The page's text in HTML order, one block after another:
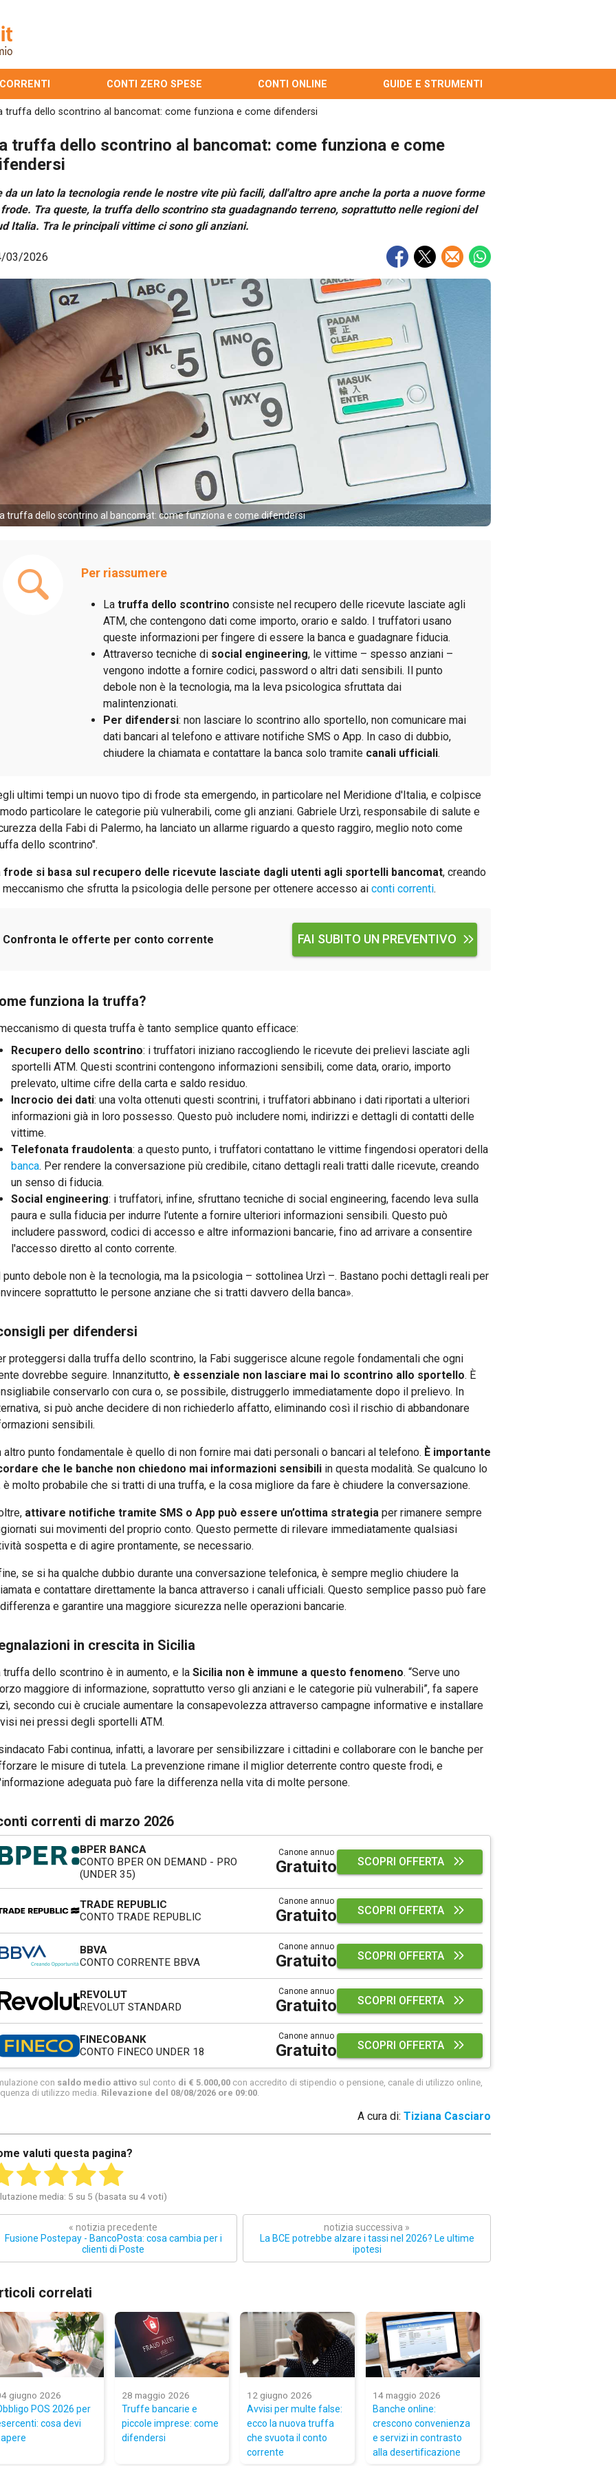
CONTI ZERO SPESE CONTI ONLINE GUIDE E STRUMENTI
truffa dello scontrino al bancomat: come funziona e come difendersi
truffa dello scontrino al bancomat: come funziona e come
da un lato la tecnologia rende le nostre vite più facili, dall'altro apre anche la porta a nuove forme
Tra queste, la truffa dello scontrino sta guadagnando terreno, soprattutto nelle regioni del
Italia. Tra le principali vittime ci sono gli anziani.
03/2026
truffa dello scontrino al bancomat: come funziona e come difendersi
Per riassumere
La truffa dello scontrino consiste nel recupero delle ricevute lasciate agli
ATM, che contengono dati come importo, orario e saldo. I truffatori usano
queste informazioni per fingere di essere la banca e guadagnare fiducia.
Attraverso tecniche di social engineering, le vittime – spesso anziani –
vengono indotte a fornire codici, password o altri dati sensibili. Il punto
debole non è la tecnologia, ma la leva psicologica sfruttata dai
malintenzionati.
Per difendersi: non lasciare lo scontrino allo sportello, non comunicare mai
dati bancari al telefono e attivare notifiche SMS o App. In caso di dubbio,
chiudere la chiamata e contattare la banca solo tramite canali ufficiali.
ultimi tempi un nuovo tipo di frode sta emergendo, in particolare nel Meridione d'Italia, e colpisce
particolare le categorie più vulnerabili, come gli anziani. Gabriele Urzì, responsabile di salute e
della Fabi di Palermo, ha lanciato un allarme riguardo a questo raggiro, meglio noto come
dello scontrino".
frode si basa sul recupero delle ricevute lasciate dagli utenti agli sportelli bancomat, creando
meccanismo che sfrutta la psicologia delle persone per ottenere accesso ai conti correnti.
Confronta le offerte per conto corrente FAI SUBITO UN PREVENTIVO
funziona la truffa?
di questa truffa è tanto semplice quanto efficace:
Recupero dello scontrino: i truffatori iniziano raccogliendo le ricevute dei prelievi lasciate agli
sportelli ATM. Questi scontrini contengono informazioni sensibili, come data, orario, importo
prelevato, ultime cifre della carta e saldo residuo.
Incrocio dei dati: una volta ottenuti questi scontrini, i truffatori abbinano i dati riportati a ulteriori
informazioni già in loro possesso. Questo può includere nomi, indirizzi e dettagli di contatti delle
vittime.
Telefonata fraudolenta: a questo punto, i truffatori contattano le vittime fingendosi operatori della
banca. Per rendere la conversazione più credibile, citano dettagli reali tratti dalle ricevute, creando
un senso di fiducia.
Social engineering: i truffatori, infine, sfruttano tecniche di social engineering, facendo leva sulla
paura e sulla fiducia per indurre l’utente a fornire ulteriori informazioni sensibili. Questo può
includere password, codici di accesso e altre informazioni bancarie, fino ad arrivare a consentire
l'accesso diretto al conto corrente.
punto debole non è la tecnologia, ma la psicologia – sottolinea Urzì –. Bastano pochi dettagli reali per
soprattutto le persone anziane che si tratti davvero della banca».
per difendersi
proteggersi dalla truffa dello scontrino, la Fabi suggerisce alcune regole fondamentali che ogni
dovrebbe seguire. Innanzitutto, è essenziale non lasciare mai lo scontrino allo sportello. È
conservarlo con cura o, se possibile, distruggerlo immediatamente dopo il prelievo. In
si può anche decidere di non richiederlo affatto, eliminando così il rischio di abbandonare
sensibili.
altro punto fondamentale è quello di non fornire mai dati personali o bancari al telefono. È importante
che le banche non chiedono mai informazioni sensibili in questa modalità. Se qualcuno lo
è molto probabile che si tratti di una truffa, e la cosa migliore da fare è chiudere la conversazione.
attivare notifiche tramite SMS o App può essere un’ottima strategia per rimanere sempre
sui movimenti del proprio conto. Questo permette di rilevare immediatamente qualsiasi
sospetta e di agire prontamente, se necessario.
se si ha qualche dubbio durante una conversazione telefonica, è sempre meglio chiudere la
e contattare direttamente la banca attraverso i canali ufficiali. Questo semplice passo può fare
e garantire una maggiore sicurezza nelle operazioni bancarie.
in crescita in Sicilia
truffa dello scontrino è in aumento, e la Sicilia non è immune a questo fenomeno. “Serve uno
maggiore di informazione, soprattutto verso gli anziani e le categorie più vulnerabili”, fa sapere
secondo cui è cruciale aumentare la consapevolezza attraverso campagne informative e installare
nei pressi degli sportelli ATM.
Fabi continua, infatti, a lavorare per sensibilizzare i cittadini e collaborare con le banche per
le misure di tutela. La prevenzione rimane il miglior deterrente contro queste frodi, e
adeguata può fare la differenza nella vita di molte persone.
correnti di marzo 2026
BPER BANCA
CONTO BPER ON DEMAND - PRO
(UNDER 35)
Canone annuo
Gratuito SCOPRI OFFERTA
TRADE REPUBLIC
CONTO TRADE REPUBLIC
Canone annuo
Gratuito SCOPRI OFFERTA
BBVA
CONTO CORRENTE BBVA
Canone annuo
Gratuito SCOPRI OFFERTA
REVOLUT
REVOLUT STANDARD
Canone annuo
Gratuito SCOPRI OFFERTA
FINECOBANK
CONTO FINECO UNDER 18
Canone annuo
Gratuito SCOPRI OFFERTA
con saldo medio attivo sul conto di € 5.000,00 con accredito di stipendio o pensione, canale di utilizzo online,
di utilizzo media. Rilevazione del 08/08/2026 ore 09:00.
A cura di: Tiziana Casciaro
valuti questa pagina?
media: 5 su 5 (basata su 4 voti)
« notizia precedente
Fusione Postepay - BancoPosta: cosa cambia per i
clienti di Poste
notizia successiva »
La BCE potrebbe alzare i tassi nel 2026? Le ultime
ipotesi
correlati
giugno 2026
POS 2026 per
cosa devi
28 maggio 2026
Truffe bancarie e
piccole imprese: come
difendersi
12 giugno 2026
Avvisi per multe false:
ecco la nuova truffa
che svuota il conto
corrente
14 maggio 2026
Banche online:
crescono convenienza
e servizi in contrasto
alla desertificazione